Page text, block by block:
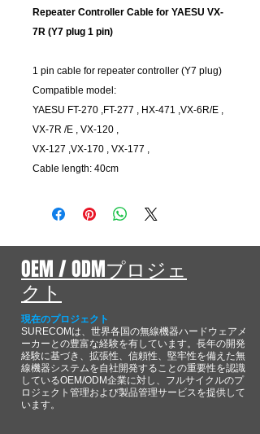
Repeater Controller Cable for YAESU VX-
7R (Y7 plug 1 pin)
1 pin cable for repeater controller (Y7 plug)
Compatible model:
YAESU FT-270 ,FT-277 , HX-471 ,VX-6R/E ,
VX-7R /E , VX-120 ,
VX-127 ,VX-170 , VX-177 ,
Cable length: 40cm
OEM / ODMプロジェ
クト
現在のプロジェクト
SURECOMは、世界各国の無線機器ハードウェアメ
ーカーとの豊富な経験を有しています。長年の開発
経験に基づき、拡張性、信頼性、堅牢性を備えた無
線機器システムを自社開発することの重要性を認識
しているOEM/ODM企業に対し、フルサイクルのプ
ロジェクト管理および製品管理サービスを提供して
います。